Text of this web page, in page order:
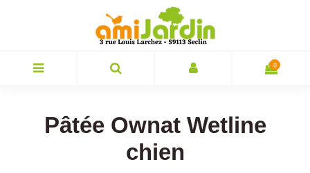
0
Pâtée Ownat Wetline
chien